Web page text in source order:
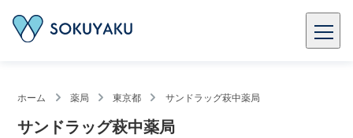
ホーム 薬局 東京都 サンドラッグ萩中薬局
サンドラッグ萩中薬局